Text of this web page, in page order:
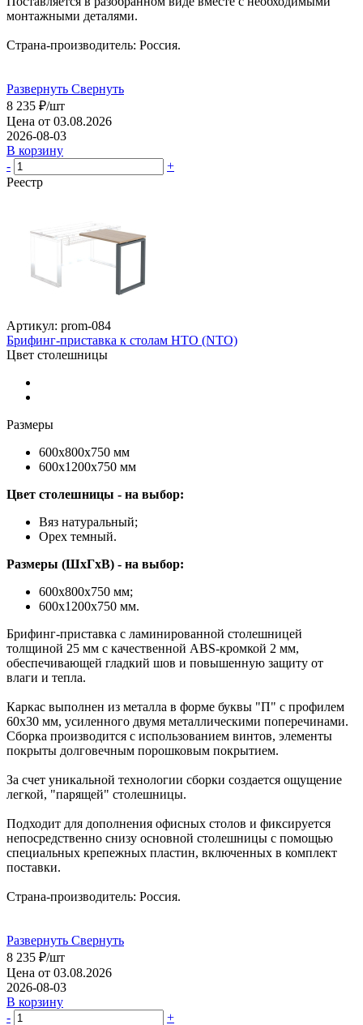
монтажными деталями.
Страна-производитель: Россия.
Развернуть Свернуть
8 235 ₽/шт
Цена от 03.08.2026
2026-08-03
В корзину
-
+
Реестр
Артикул: prom-084
Брифинг-приставка к столам НТО (NTO)
Цвет столешницы
Размеры
600х800х750 мм
600х1200х750 мм
Цвет столешницы - на выбор:
Вяз натуральный;
Орех темный.
Размеры (ШхГхВ) - на выбор:
600х800х750 мм;
600х1200х750 мм.
Брифинг-приставка с ламинированной столешницей
толщиной 25 мм с качественной ABS-кромкой 2 мм,
обеспечивающей гладкий шов и повышенную защиту от
влаги и тепла.
Каркас выполнен из металла в форме буквы "П" с профилем
60х30 мм, усиленного двумя металлическими поперечинами.
Сборка производится с использованием винтов, элементы
покрыты долговечным порошковым покрытием.
За счет уникальной технологии сборки создается ощущение
легкой, "парящей" столешницы.
Подходит для дополнения офисных столов и фиксируется
непосредственно снизу основной столешницы с помощью
специальных крепежных пластин, включенных в комплект
поставки.
Страна-производитель: Россия.
Развернуть Свернуть
8 235 ₽/шт
Цена от 03.08.2026
2026-08-03
В корзину
-
+